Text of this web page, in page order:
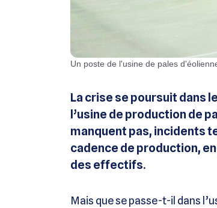
Un poste de l'usine de pales
La crise se poursuit dans
l’usine de production de
manquent pas, incidents
cadence de production,
des effectifs.
Mais que se passe-t-il dans